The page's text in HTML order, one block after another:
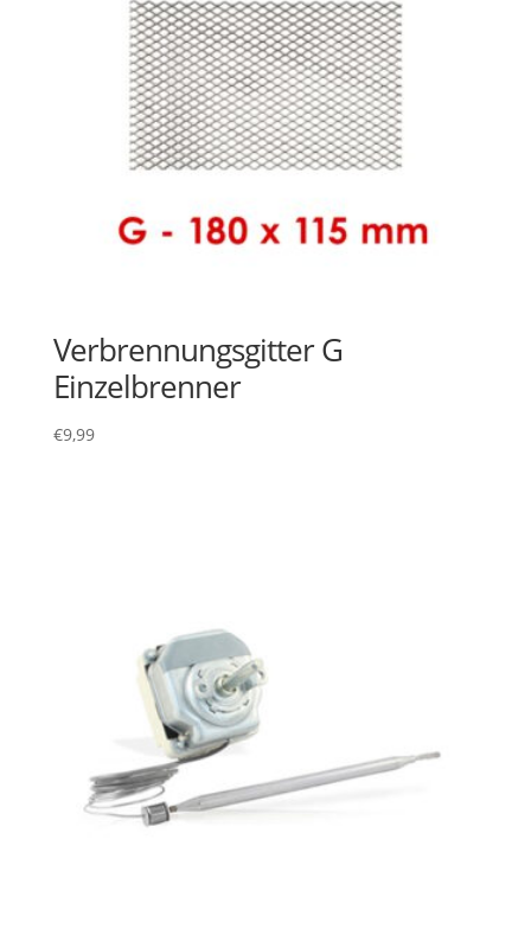
Verbrennungsgitter G
Einzelbrenner
€9,99